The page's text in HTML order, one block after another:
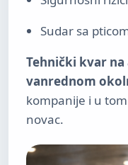
Sudar sa
Tehnički kvar na
vanrednom
kompanije i u
novac.